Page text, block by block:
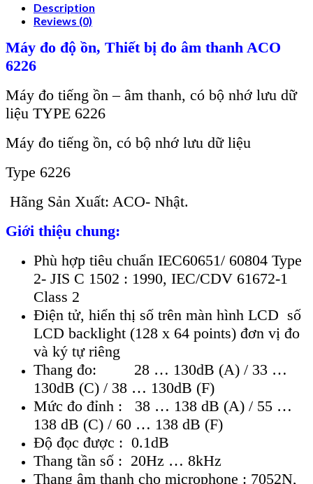
Description
Reviews (0)
Máy đo độ ồn, Thiết bị đo âm thanh ACO
6226
Máy đo tiếng ồn – âm thanh, có bộ nhớ lưu dữ
liệu TYPE 6226
Máy đo tiếng ồn, có bộ nhớ lưu dữ liệu
Type 6226
Hãng Sản Xuất: ACO- Nhật.
Giới thiệu chung:
Phù hợp tiêu chuẩn IEC60651/ 60804 Type
2- JIS C 1502 : 1990, IEC/CDV 61672-1
Class 2
Điện tử, hiển thị số trên màn hình LCD số
LCD backlight (128 x 64 points) đơn vị đo
và ký tự riêng
Thang đo: 28 … 130dB (A) / 33 …
130dB (C) / 38 … 130dB (F)
Mức đo đỉnh : 38 … 138 dB (A) / 55 …
138 dB (C) / 60 … 138 dB (F)
Độ đọc được : 0.1dB
Thang tần số : 20Hz … 8kHz
Thang âm thanh cho microphone : 7052N,